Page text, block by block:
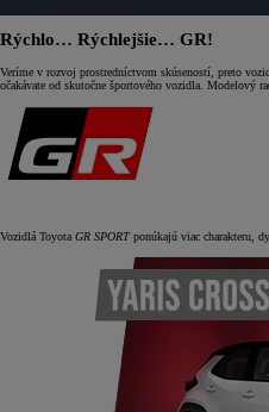
Rýchlo… Rýchlejšie… GR!
Veríme v rozvoj prostredníctvom skúseností, preto
očakávate od skutočne športového vozidla. Modelový
Vozidlá Toyota GR SPORT ponúkajú viac charakteru,